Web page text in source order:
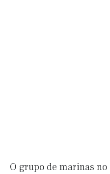
O grupo de marinas